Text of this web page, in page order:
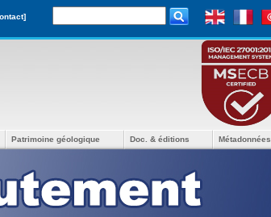
Patrimoine géologique Doc. & éditions Métadonnées